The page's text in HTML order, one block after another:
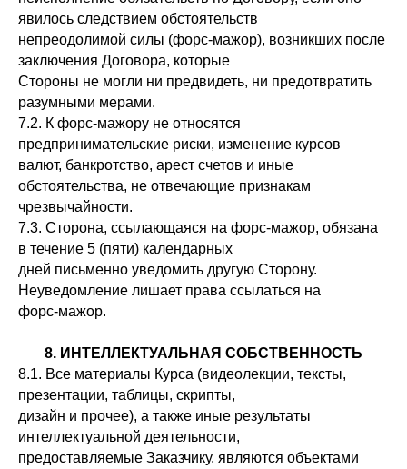
явилось следствием обстоятельств
непреодолимой силы (форс-мажор), возникших после
заключения Договора, которые
Стороны не могли ни предвидеть, ни предотвратить
разумными мерами.
7.2. К форс-мажору не относятся
предпринимательские риски, изменение курсов
валют, банкротство, арест счетов и иные
обстоятельства, не отвечающие признакам
чрезвычайности.
7.3. Сторона, ссылающаяся на форс-мажор, обязана
в течение 5 (пяти) календарных
дней письменно уведомить другую Сторону.
Неуведомление лишает права ссылаться на
форс-мажор.
8. ИНТЕЛЛЕКТУАЛЬНАЯ СОБСТВЕННОСТЬ
8.1. Все материалы Курса (видеолекции, тексты,
презентации, таблицы, скрипты,
дизайн и прочее), а также иные результаты
интеллектуальной деятельности,
предоставляемые Заказчику, являются объектами